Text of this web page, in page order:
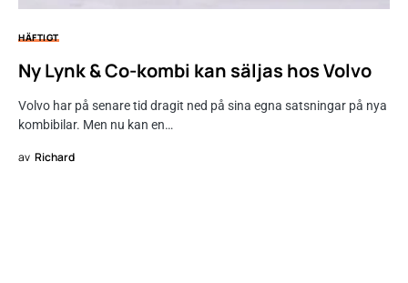
HÄFTIGT
Ny Lynk & Co-kombi kan säljas hos Volvo
Volvo har på senare tid dragit ned på sina egna satsningar på nya
kombibilar. Men nu kan en…
av Richard